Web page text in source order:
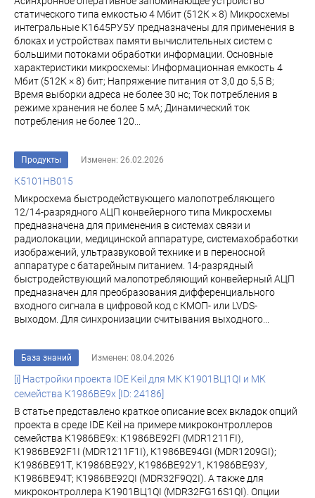
статического типа емкостью 4 Мбит (512К × 8) Микросхемы
интегральные К1645РУ5У предназначены для применения в
блоках и устройствах памяти вычислительных систем с
большими потоками обработки информации. Основные
характеристики микросхемы: Информационная емкость 4
Мбит (512К × 8) бит; Напряжение питания от 3,0 до 5,5 В;
Время выборки адреса не более 30 нс; Ток потребления в
режиме хранения не более 5 мА; Динамический ток
потребления не более 120...
Продукты Изменен: 26.02.2026
К5101НВ015
Микросхема быстродействующего малопотребляющего
12/14-разрядного АЦП конвейерного типа Микросхемы
предназначена для применения в системах связи и
радиолокации, медицинской аппаратуре, системахобработки
изображений, ультразвуковой технике и в переносной
аппаратуре с батарейным питанием. 14-разрядный
быстродействующий малопотребляющий конвейерный АЦП
предназначен для преобразования дифференциального
входного сигнала в цифровой код с КМОП- или LVDS-
выходом. Для синхронизации считывания выходного...
База знаний Изменен: 08.04.2026
[i] Настройки проекта IDE Keil для МК К1901ВЦ1QI и МК
семейства К1986ВЕ9x [ID: 24186]
В статье представлено краткое описание всех вкладок опций
проекта в среде IDE Keil на примере микроконтроллеров
семейства К1986ВЕ9x: К1986ВЕ92FI (MDR1211FI),
К1986ВЕ92F1I (MDR1211F1I), К1986ВЕ94GI (MDR1209GI);
К1986ВЕ91Т, К1986ВЕ92У, К1986ВЕ92У1, К1986ВЕ93У,
К1986ВЕ94Т; К1986ВЕ92QI (MDR32F9Q2I). А также для
микроконтроллера К1901ВЦ1QI (MDR32FG16S1QI). Опции